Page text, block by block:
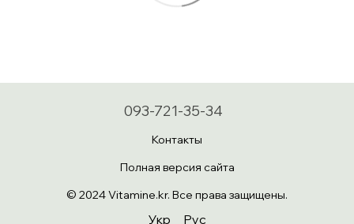
093-721-35-34
Контакты
Полная версия сайта
© 2024 Vitamine.kr. Все права защищены.
Укр Рус